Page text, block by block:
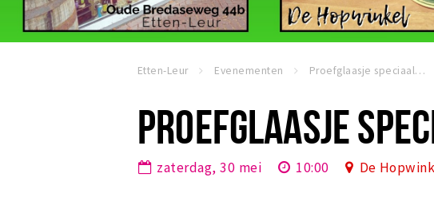
Etten-Leur Evenementen Proefglaasje speciaalbier
PROEFGLAASJE
zaterdag, 30 mei 10:00 De